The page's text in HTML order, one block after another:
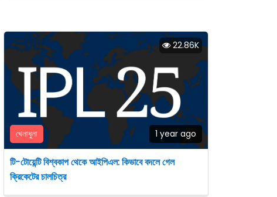
22.86K
খেলাধুলা 1 year ago
টি-টোয়েন্টি বিশ্বকাপ থেকে আইপিএল: কিভাবে বদলে গেল
ক্রিকেটের চালচিত্র